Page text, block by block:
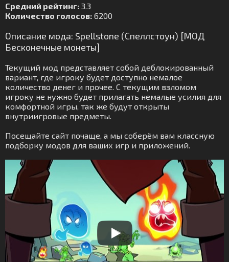
Средний рейтинг: 3.3
Количество голосов: 6200
Описание мода: Spellstone (Спеллстоун) [МОД
Бесконечные монеты]
Текущий мод представляет собой деблокированный
вариант, где игроку будет доступно немалое
количество денег и прочее. С текущим взломом
игроку не нужно будет прилагать немалые усилия для
комфортной игры, так же будут открыты
внутриигровые предметы.
Посещайте сайт почаще, а мы соберём вам классную
подборку модов для ваших игр и приложений.